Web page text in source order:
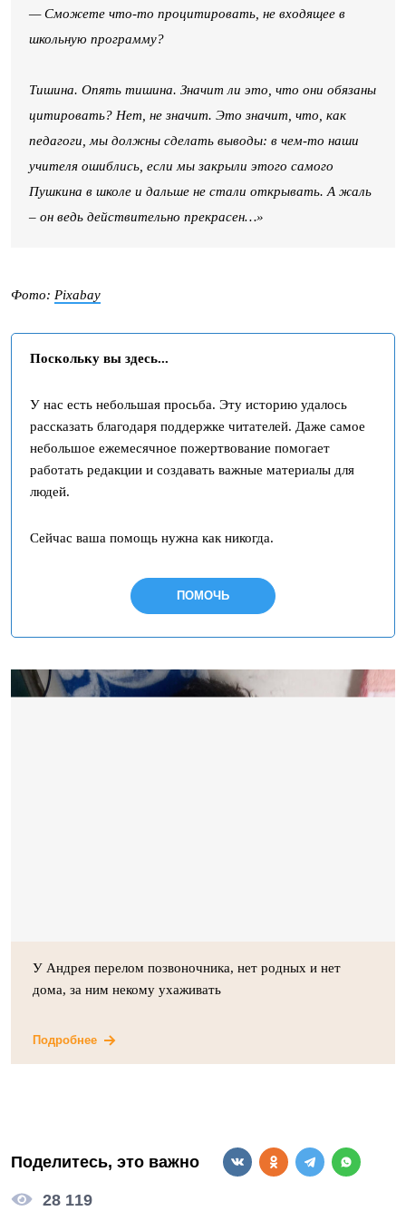
— Сможете что-то процитировать, не входящее в
школьную программу?
Тишина. Опять тишина. Значит ли это, что они обязаны
цитировать? Нет, не значит. Это значит, что, как
педагоги, мы должны сделать выводы: в чем-то наши
учителя ошиблись, если мы закрыли этого самого
Пушкина в школе и дальше не стали открывать. А жаль
– он ведь действительно прекрасен…»
Фото: Pixabay
Поскольку вы здесь...
У нас есть небольшая просьба. Эту историю удалось
рассказать благодаря поддержке читателей. Даже самое
небольшое ежемесячное пожертвование помогает
работать редакции и создавать важные материалы для
людей.
Сейчас ваша помощь нужна как никогда.
ПОМОЧЬ
У Андрея перелом позвоночника, нет родных и нет
дома, за ним некому ухаживать
Подробнее
Поделитесь, это важно
28 119